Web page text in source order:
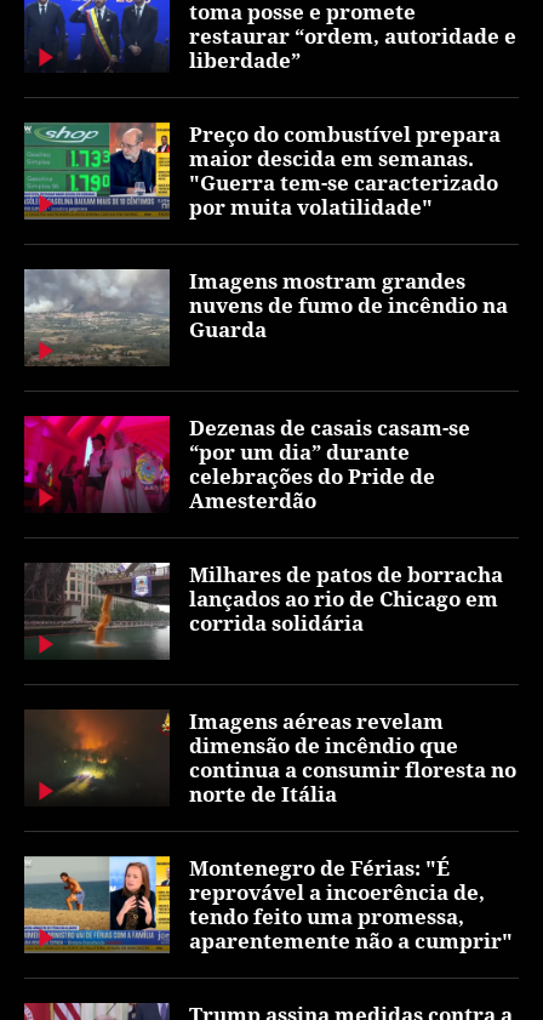
toma posse e promete
restaurar “ordem, autoridade e
liberdade”
Preço do combustível prepara
maior descida em semanas.
"Guerra tem-se caracterizado
por muita volatilidade"
Imagens mostram grandes
nuvens de fumo de incêndio na
Guarda
Dezenas de casais casam-se
“por um dia” durante
celebrações do Pride de
Amesterdão
Milhares de patos de borracha
lançados ao rio de Chicago em
corrida solidária
Imagens aéreas revelam
dimensão de incêndio que
continua a consumir floresta no
norte de Itália
Montenegro de Férias: "É
reprovável a incoerência de,
tendo feito uma promessa,
aparentemente não a cumprir"